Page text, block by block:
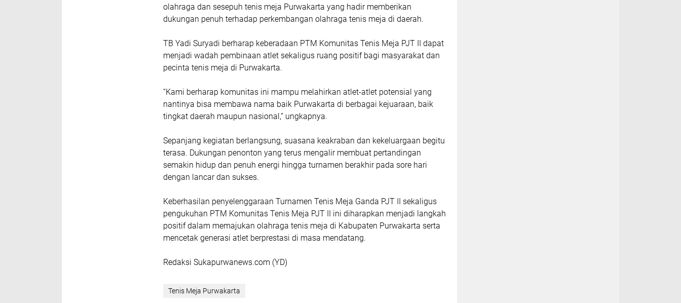
olahraga dan sesepuh tenis meja Purwakarta yang hadir memberikan
dukungan penuh terhadap perkembangan olahraga tenis meja di daerah.
TB Yadi Suryadi berharap keberadaan PTM Komunitas Tenis Meja PJT II dapat
menjadi wadah pembinaan atlet sekaligus ruang positif bagi masyarakat dan
pecinta tenis meja di Purwakarta.
“Kami berharap komunitas ini mampu melahirkan atlet-atlet potensial yang
nantinya bisa membawa nama baik Purwakarta di berbagai kejuaraan, baik
tingkat daerah maupun nasional,” ungkapnya.
Sepanjang kegiatan berlangsung, suasana keakraban dan kekeluargaan begitu
terasa. Dukungan penonton yang terus mengalir membuat pertandingan
semakin hidup dan penuh energi hingga turnamen berakhir pada sore hari
dengan lancar dan sukses.
Keberhasilan penyelenggaraan Turnamen Tenis Meja Ganda PJT II sekaligus
pengukuhan PTM Komunitas Tenis Meja PJT II ini diharapkan menjadi langkah
positif dalam memajukan olahraga tenis meja di Kabupaten Purwakarta serta
mencetak generasi atlet berprestasi di masa mendatang.
Redaksi Sukapurwanews.com (YD)
Tenis Meja Purwakarta